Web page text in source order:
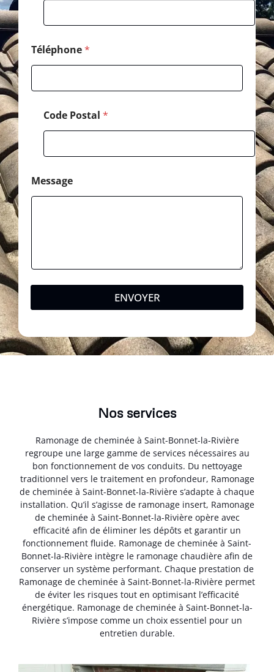
m
Téléphone*
Code Postal *
Message
ENVOYER
Nos services
Ramonage de cheminée à Saint-Bonnet-la-Rivière
regroupe une large gamme de services nécessaires au
bon fonctionnement de vos conduits. Du nettoyage
traditionnel vers le traitement en profondeur, Ramonage
de cheminée à Saint-Bonnet-la-Rivière s’adapte à chaque
installation. Qu’il s’agisse de ramonage insert, Ramonage
de cheminée à Saint-Bonnet-la-Rivière opère avec
efficacité afin de éliminer les dépôts et garantir un
fonctionnement fluide. Ramonage de cheminée à Saint-
Bonnet-la-Rivière intègre le ramonage chaudière afin de
conserver un système performant. Chaque prestation de
Ramonage de cheminée à Saint-Bonnet-la-Rivière permet
de éviter les risques tout en optimisant l’efficacité
énergétique. Ramonage de cheminée à Saint-Bonnet-la-
Rivière s’impose comme un choix essentiel pour un
entretien durable.